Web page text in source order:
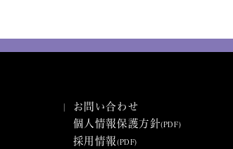
お問い合わせ
個人情報保護方針(PDF)
採用情報 (PDF)